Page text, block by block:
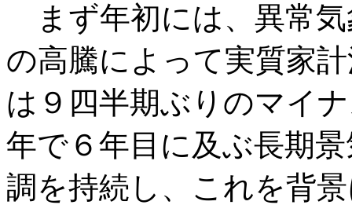
まず年初には、異常
の高騰によって実質家
は９四半期ぶりのマイ
年で６年目に及ぶ長期
調を持続し、これを背